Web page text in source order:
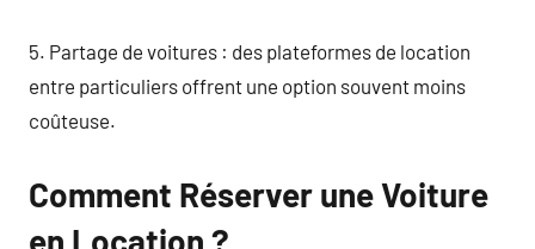
5. Partage de voitures : des plateformes de location
entre particuliers offrent une option souvent moins
coûteuse.
Comment Réserver une Voiture
en Location ?